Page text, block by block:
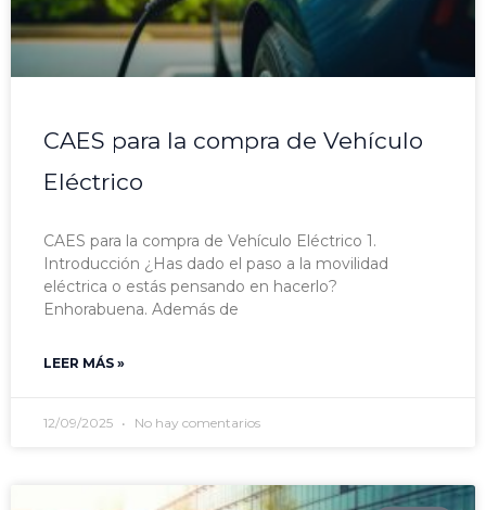
CAES para la compra de Vehículo
Eléctrico
CAES para la compra de Vehículo Eléctrico 1.
Introducción ¿Has dado el paso a la movilidad
eléctrica o estás pensando en hacerlo?
Enhorabuena. Además de
LEER MÁS »
12/09/2025 No hay comentarios